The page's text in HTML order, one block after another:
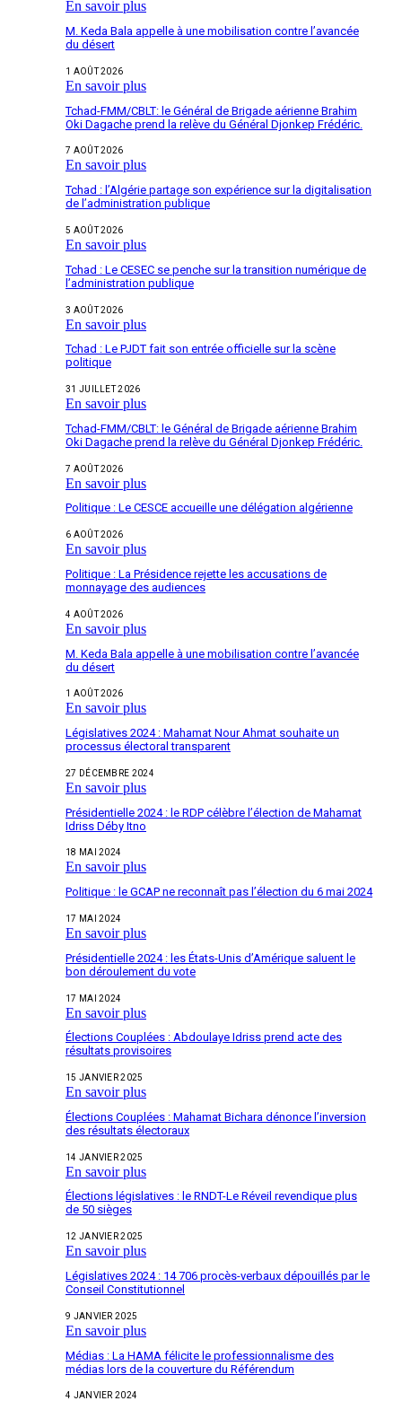
En savoir plus
M. Keda Bala appelle à une mobilisation contre l’avancée
du désert
1 AOÛT 2026
En savoir plus
Tchad-FMM/CBLT: le Général de Brigade aérienne Brahim
Oki Dagache prend la relève du Général Djonkep Frédéric.
7 AOÛT 2026
En savoir plus
Tchad : l’Algérie partage son expérience sur la digitalisation
de l’administration publique
5 AOÛT 2026
En savoir plus
Tchad : Le CESEC se penche sur la transition numérique de
l’administration publique
3 AOÛT 2026
En savoir plus
Tchad : Le PJDT fait son entrée officielle sur la scène
politique
31 JUILLET 2026
En savoir plus
Tchad-FMM/CBLT: le Général de Brigade aérienne Brahim
Oki Dagache prend la relève du Général Djonkep Frédéric.
7 AOÛT 2026
En savoir plus
Politique : Le CESCE accueille une délégation algérienne
6 AOÛT 2026
En savoir plus
Politique : La Présidence rejette les accusations de
monnayage des audiences
4 AOÛT 2026
En savoir plus
M. Keda Bala appelle à une mobilisation contre l’avancée
du désert
1 AOÛT 2026
En savoir plus
Législatives 2024 : Mahamat Nour Ahmat souhaite un
processus électoral transparent
27 DÉCEMBRE 2024
En savoir plus
Présidentielle 2024 : le RDP célèbre l’élection de Mahamat
Idriss Déby Itno
18 MAI 2024
En savoir plus
Politique : le GCAP ne reconnaît pas l’élection du 6 mai 2024
17 MAI 2024
En savoir plus
Présidentielle 2024 : les États-Unis d’Amérique saluent le
bon déroulement du vote
17 MAI 2024
En savoir plus
Élections Couplées : Abdoulaye Idriss prend acte des
résultats provisoires
15 JANVIER 2025
En savoir plus
Élections Couplées : Mahamat Bichara dénonce l’inversion
des résultats électoraux
14 JANVIER 2025
En savoir plus
Élections législatives : le RNDT-Le Réveil revendique plus
de 50 sièges
12 JANVIER 2025
En savoir plus
Législatives 2024 : 14 706 procès-verbaux dépouillés par le
Conseil Constitutionnel
9 JANVIER 2025
En savoir plus
Médias : La HAMA félicite le professionnalisme des
médias lors de la couverture du Référendum
4 JANVIER 2024